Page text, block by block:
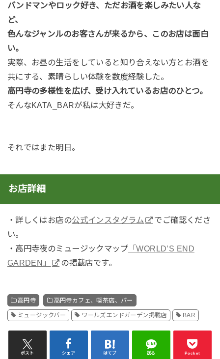
バンドマンやロック好き、ただお酒を楽しみたい人な
ど、
色んなジャンルのお客さんが来るから、このお店は面白
い。
実際、お昼の生活をしていると知り合えない方とお酒を
共にする、素晴らしい体験を数度経験した。
高円寺の多様性を広げ、受け入れているお店のひとつ。
そんなKATA_BARが私は大好きだ。
それではまた明日。
お店詳細
・詳しくはお店の公式インスタグラム
でご確認くださ
い。
・高円寺夜のミュージックマップ 「WORLD’S END
GARDEN」
の掲載店です。
高円寺 高円寺カフェ、喫茶店、バー
ミュージックバー ワールズエンドガーデン掲載店 BAR
ポスト シェア はてブ 送る Pocket